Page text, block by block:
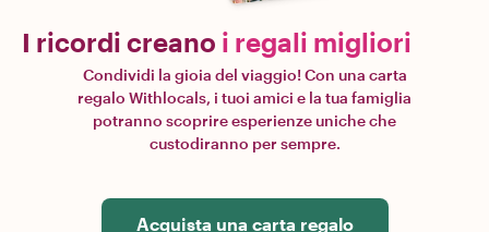
I ricordi creano i regali migliori
Condividi la gioia del viaggio! Con una carta
regalo Withlocals, i tuoi amici e la tua famiglia
potranno scoprire esperienze uniche che
custodiranno per sempre.
Acquista una carta regalo